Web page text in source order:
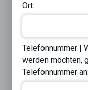
Ort:
Telefonnummer |
werden möchten,
Telefonnummer an: